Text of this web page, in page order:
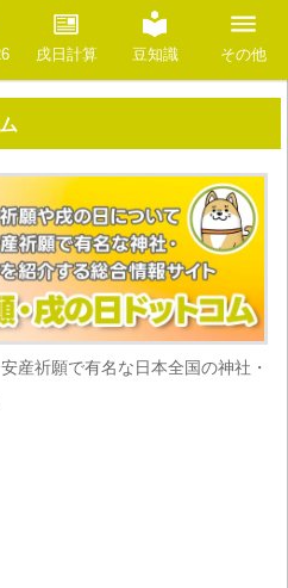
戌日計算 豆知識 その他
産祈願で有名な日本全国の神社・